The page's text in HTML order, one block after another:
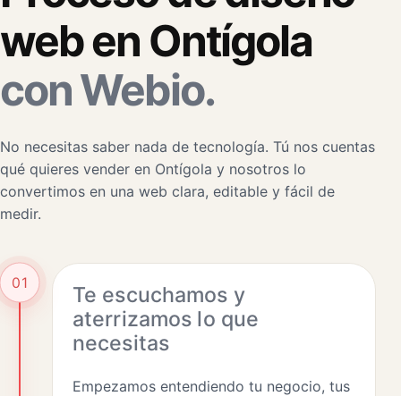
web en Ontígola
con Webio.
No necesitas saber nada de tecnología. Tú nos cuentas
qué quieres vender en Ontígola y nosotros lo
convertimos en una web clara, editable y fácil de
medir.
01
Te escuchamos y
aterrizamos lo que
necesitas
Empezamos entendiendo tu negocio, tus